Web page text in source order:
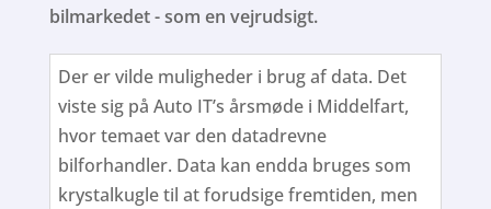
bilmarkedet - som en vejrudsigt.
Der er vilde muligheder i brug af data. Det
viste sig på Auto IT’s årsmøde i Middelfart,
hvor temaet var den datadrevne
bilforhandler. Data kan endda bruges som
krystalkugle til at forudsige fremtiden, men